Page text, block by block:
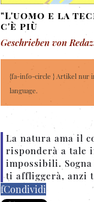
"L'uomo e la
c'è più
Geschrieben von
{fa-info-circle } Artikel nur
language.
La natura ama il
risponderà a tale
impossibili.
ti affliggerà, anzi
fCondividi